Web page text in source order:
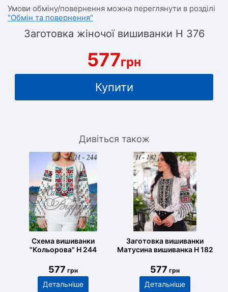
Умови обміну/повернення можна переглянути в розділі
"Обмін та повернення"
Заготовка жіночої вишиванки Н 376
577грн
Купити
Дивіться також
Схема вишиванки
"Кольорова" Н 244
577 грн
Детальніше
Заготовка вишиванки
Матусина вишиванка Н 182
577 грн
Детальніше